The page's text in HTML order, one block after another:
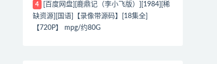
4
[百度网盘][鹿鼎记（李小飞版）][1984][稀
缺资源][国语]【录像带源码】[18集全]
【720P】 mpg/约80G